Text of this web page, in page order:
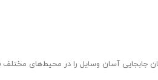
جابجایی آسان وسایل را در محیط‌های